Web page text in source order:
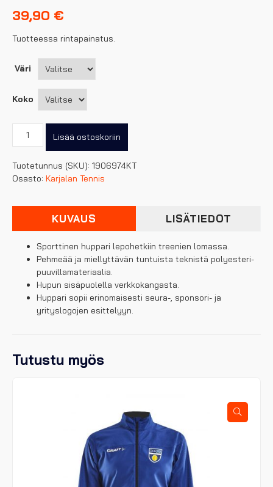
39,90 €
Tuotteessa rintapainatus.
Väri
Koko
Craft
huppari
määrä
Lisää ostoskoriin
Tuotetunnus (SKU): 1906974KT
Osasto: Karjalan Tennis
KUVAUS LISÄTIEDOT
Sporttinen huppari lepohetkiin treenien lomassa.
Pehmeää ja miellyttävän tuntuista teknistä polyesteri-
puuvillamateriaalia.
Hupun sisäpuolella verkkokangasta.
Huppari sopii erinomaisesti seura-, sponsori- ja
yrityslogojen esittelyyn.
Tutustu myös